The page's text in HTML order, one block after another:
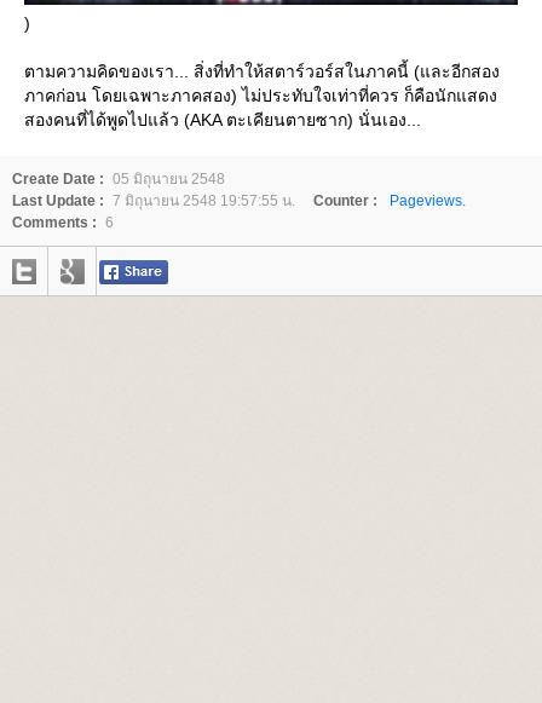
)
ตามความคิดของเรา... สิ่งที่ทำให้สตาร์วอร์สในภาคนี้ (และอีกสอง
ภาคก่อน โดยเฉพาะภาคสอง) ไม่ประทับใจเท่าที่ควร ก็คือนักแสดง
สองคนที่ได้พูดไปแล้ว (AKA ตะเคียนตายซาก) นั่นเอง...
Create Date : 05 มิถุนายน 2548
Last Update : 7 มิถุนายน 2548 19:57:55 น. Counter :
Pageviews.
Comments : 6